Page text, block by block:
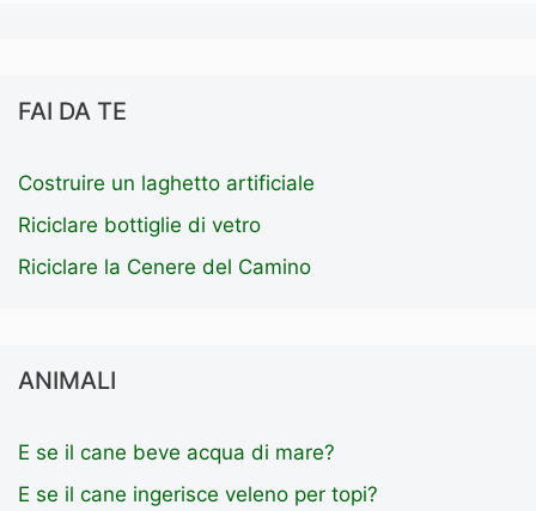
FAI DA TE
Costruire un laghetto artificiale
Riciclare bottiglie di vetro
Riciclare la Cenere del Camino
ANIMALI
E se il cane beve acqua di mare?
E se il cane ingerisce veleno per topi?